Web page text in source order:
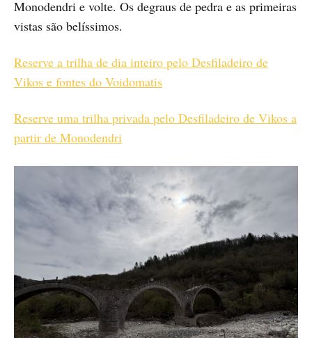
Monodendri e volte. Os degraus de pedra e as primeiras
vistas são belíssimos.
Reserve a trilha de dia inteiro pelo Desfiladeiro de
Vikos e fontes do Voidomatis
Reserve uma trilha privada pelo Desfiladeiro de Vikos a
partir de Monodendri